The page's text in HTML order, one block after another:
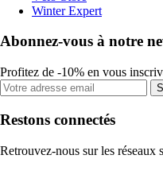
Winter Expert
Abonnez-vous à notre
Profitez de -10% en vous
Restons connectés
Retrouvez-nous sur les réseaux